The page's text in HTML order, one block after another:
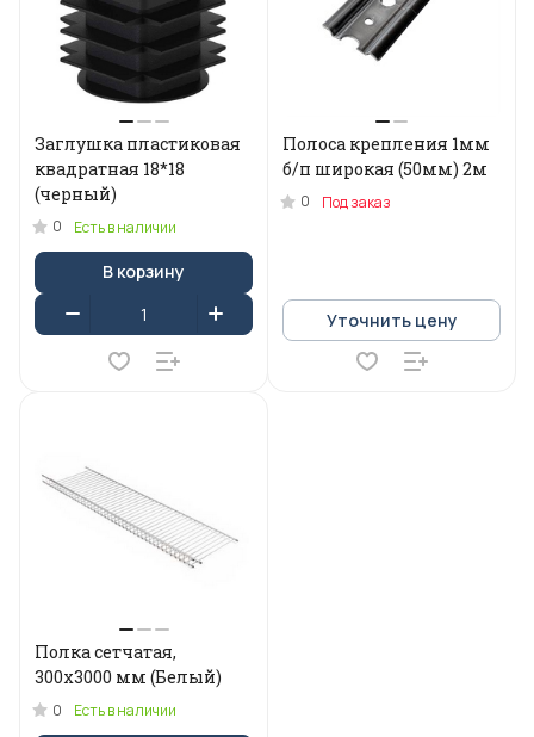
Заглушка пластиковая
квадратная 18*18
(черный)
0 Есть в наличии
В корзину
Полоса крепления 1мм
б/п широкая (50мм) 2м
0 Под заказ
Уточнить цену
Полка сетчатая,
300х3000 мм (Белый)
0 Есть в наличии